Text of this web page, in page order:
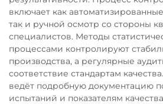
включает как
так и ручной осмотр со стороны
специалистов. Методы
процессами контролируют
производства, а регулярные
соответствие стандартам
ведёт подробную документацию
испытаний и показателям